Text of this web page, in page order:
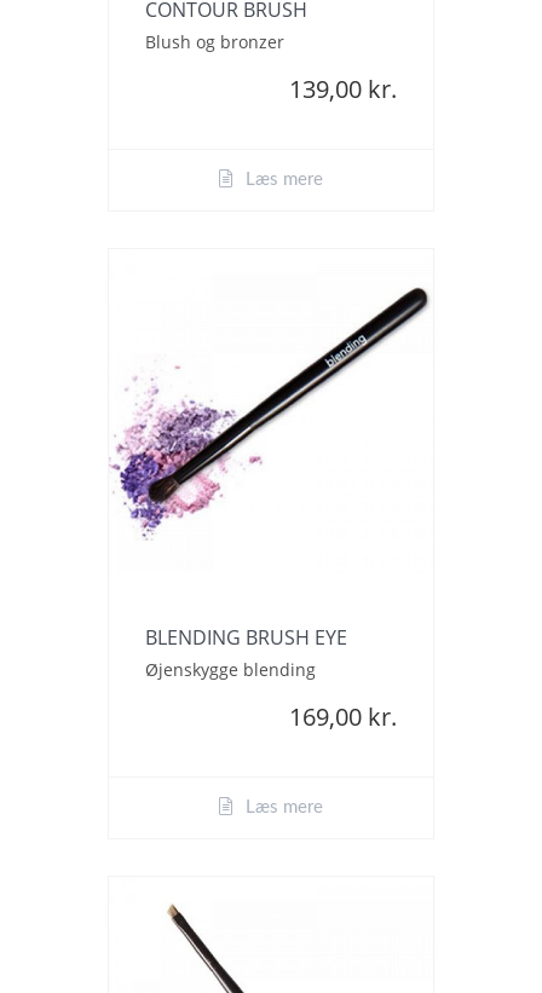
CONTOUR BRUSH
Blush og bronzer
139,00 kr.
Læs mere
BLENDING BRUSH EYE
Øjenskygge blending
169,00 kr.
Læs mere